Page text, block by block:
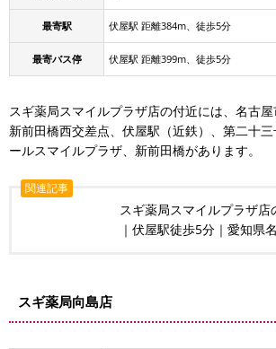
最寄駅 伏屋駅 距離384m、徒歩5分
最寄バス停 伏屋駅 距離399m、徒歩5分
スギ薬局スマイルプラザ店の付近には、名古屋
新前田橋西交差点、伏屋駅（近鉄）、第二十
ールスマイルプラザ、新前田橋があります。
関連記事
スギ薬局スマイルプラザ店
｜伏屋駅徒歩5分｜愛知県
スギ薬局向島店